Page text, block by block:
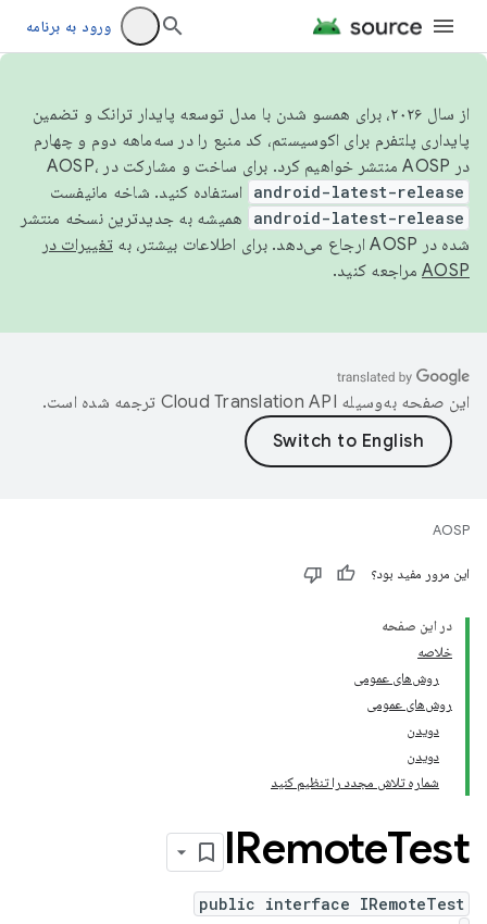
ورود به برنامه
از سال ۲۰۲۶، برای همسو شدن با مدل توسعه پایدار ترانک و تضمین
پایداری پلتفرم برای اکوسیستم، کد منبع را در سه‌ماهه دوم و چهارم
در AOSP منتشر خواهیم کرد. برای ساخت و مشارکت در AOSP،
android-latest-release استفاده کنید. شاخه مانیفست
android-latest-release
همیشه به جدیدترین نسخه منتشر
شده در AOSP ارجاع می‌دهد. برای اطلاعات بیشتر، به
تغییرات در
AOSP مراجعه کنید.
این صفحه به‌وسیله ترجمه شده است.
AOSP
این مرور مفید بود؟
در این صفحه
خلاصه
روش‌های عمومی
روش‌های عمومی
دویدن
دویدن
شماره تلاش مجدد را تنظیم کنید
IRemoteTest
public interface IRemoteTest